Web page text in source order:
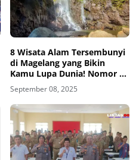
8 Wisata Alam Tersembunyi
di Magelang yang Bikin
Kamu Lupa Dunia! Nomor 5
Paling Damai dan Jarang
Diketahui!
September 08, 2025